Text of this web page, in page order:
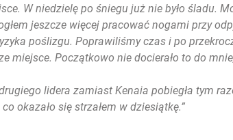
W niedzielę po śniegu już nie było śladu.
jeszcze więcej pracować nogami przy
poślizgu. Poprawiliśmy czas i po
miejsce. Początkowo nie docierało to do
lidera zamiast Kenaia pobiegła tym
okazało się strzałem w dziesiątkę.”